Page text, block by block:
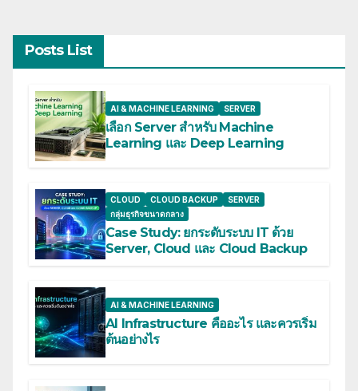
Posts List
AI & MACHINE LEARNING SERVER
เลือก Server สำหรับ Machine
Learning และ Deep Learning
CLOUD CLOUD BACKUP
SERVER
กลุ่มธุรกิจขนาดกลาง
Case Study: ยกระดับระบบ IT ด้วย
Server, Cloud และ Cloud Backup
AI & MACHINE LEARNING
AI Infrastructure คืออะไร และควรเริ่ม
ต้นอย่างไร